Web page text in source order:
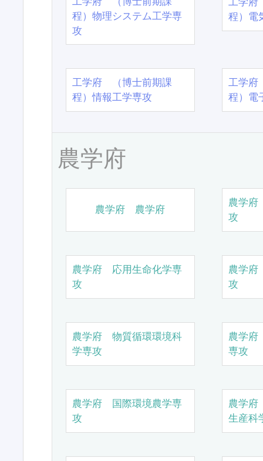
程）物理システム工学専
攻
程）電
工学府 （博士前期課
程）情報工学専攻
工学
程）電
農学府
農学府 農学府
農学
攻
農学府 応用生命化学専
攻
農学
攻
農学府 物質循環環境科
学専攻
農学
専攻
農学府 国際環境農学専
攻
農学
生産科